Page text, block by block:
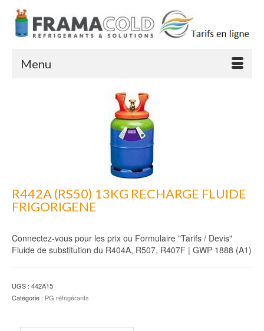
Menu
R442A (RS50) 13KG RECHARGE FLUIDE
FRIGORIGENE
Connectez-vous pour les prix ou Formulaire "Tarifs / Devis"
Fluide de substitution du R404A, R507, R407F | GWP 1888 (A1)
UGS : 442A15
Catégorie : PG réfrigérants